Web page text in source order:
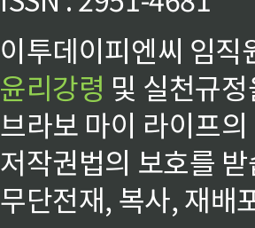
이투데이피엔씨 임
윤리강령 및 실천규
브라보 마이 라이프
저작권법의 보호를
무단전재, 복사, 재배